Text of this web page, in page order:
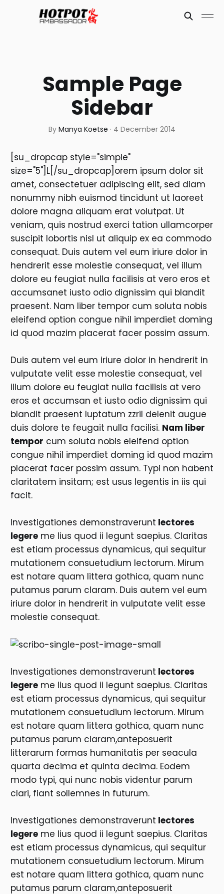
Sample Page
Sidebar
By Manya Koetse · 4 December 2014
[su_dropcap style="simple"
size="5"]L[/su_dropcap]orem ipsum dolor sit
amet, consectetuer adipiscing elit, sed diam
nonummy nibh euismod tincidunt ut laoreet
dolore magna aliquam erat volutpat. Ut
veniam, quis nostrud exerci tation ullamcorper
suscipit lobortis nisl ut aliquip ex ea commodo
consequat. Duis autem vel eum iriure dolor in
hendrerit esse molestie consequat, vel illum
dolore eu feugiat nulla facilisis at vero eros et
accumsanet iusto odio dignissim qui blandit
praesent. Nam liber tempor cum soluta nobis
eleifend option congue nihil imperdiet doming
id quod mazim placerat facer possim assum.
Duis autem vel eum iriure dolor in hendrerit in
vulputate velit esse molestie consequat, vel
illum dolore eu feugiat nulla facilisis at vero
eros et accumsan et iusto odio dignissim qui
blandit praesent luptatum zzril delenit augue
duis dolore te feugait nulla facilisi. Nam liber
tempor cum soluta nobis eleifend option
congue nihil imperdiet doming id quod mazim
placerat facer possim assum. Typi non habent
claritatem insitam; est usus legentis in iis qui
facit.
Investigationes demonstraverunt lectores
legereme lius quod ii legunt saepius. Claritas
est etiam processus dynamicus, qui sequitur
mutationem consuetudium lectorum. Mirum
est notare quam littera gothica, quam nunc
putamus parum claram. Duis autem vel eum
iriure dolor in hendrerit in vulputate velit esse
molestie consequat.
Investigationes demonstraverunt lectores
legereme lius quod ii legunt saepius. Claritas
est etiam processus dynamicus, qui sequitur
mutationem consuetudium lectorum. Mirum
est notare quam littera gothica, quam nunc
putamus parum claram,anteposuerit
litterarum formas humanitatis per seacula
quarta decima et quinta decima. Eodem
modo typi, qui nunc nobis videntur parum
clari, fiant sollemnes in futurum.
Investigationes demonstraverunt lectores
legereme lius quod ii legunt saepius. Claritas
est etiam processus dynamicus, qui sequitur
mutationem consuetudium lectorum. Mirum
est notare quam littera gothica, quam nunc
putamus parum claram,anteposuerit